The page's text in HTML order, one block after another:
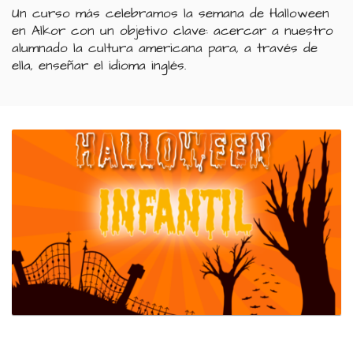
Un curso más celebramos la semana de Halloween
en Alkor con un objetivo clave: acercar a nuestro
alumnado la cultura americana para, a través de
ella, enseñar el idioma inglés.